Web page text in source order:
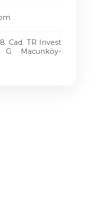
Cad. TR Invest
Macunköy-